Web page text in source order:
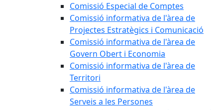
Comissió Especial de Comptes
Comissió informativa de l'àrea de
Projectes Estratègics i Comunicació
Comissió informativa de l'àrea de
Govern Obert i Economia
Comissió informativa de l'àrea de
Territori
Comissió informativa de l'àrea de
Serveis a les Persones